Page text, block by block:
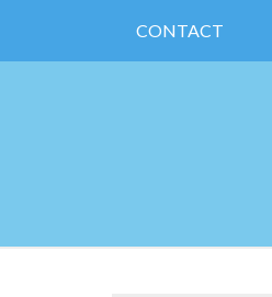
CONTACT